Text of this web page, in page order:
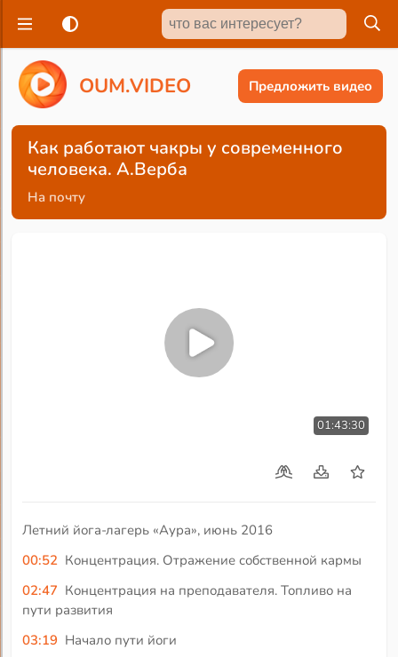
OUM.VIDEO Предложить видео
Как работают чакры у современного
человека. А.Верба
На почту
01:43:30
Летний йога-лагерь «Аура», июнь 2016
00:52 Концентрация. Отражение собственной кармы
02:47 Концентрация на преподавателя. Топливо на
пути развития
03:19 Начало пути йоги